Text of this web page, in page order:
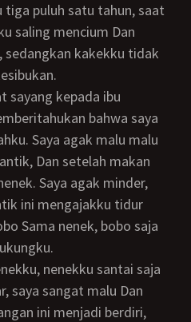
tiga puluh satu tahun, saat
saling mencium Dan
sedangkan kakekku tidak
bahwa saya
Saya agak malu malu
Dan setelah makan
Saya agak minder,
ini mengajakku tidur
Sama nenek, bobo saja
saya sangat malu Dan
ini menjadi berdiri,